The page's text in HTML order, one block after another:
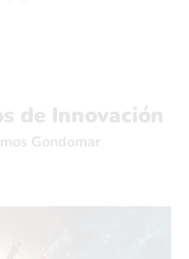
de Innovación
Gondomar